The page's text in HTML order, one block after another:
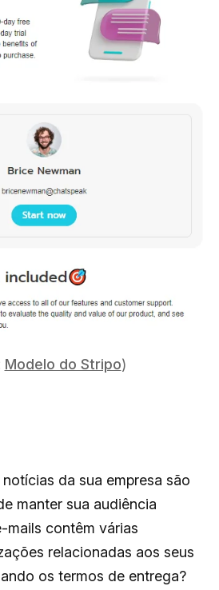
Modelo do Stripo)
da sua empresa são
manter sua audiência
mails contêm várias
relacionadas aos seus
os termos de entrega?